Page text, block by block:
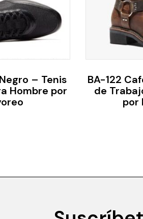
– Tenis
Hombre por
BA-122
de
por